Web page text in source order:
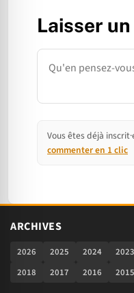
Laisser
Commentaire
Vous êtes déjà
commenter en 1 clic
ARCHIVES
2026 2025 2024 2023
2018
2017 2016 2015